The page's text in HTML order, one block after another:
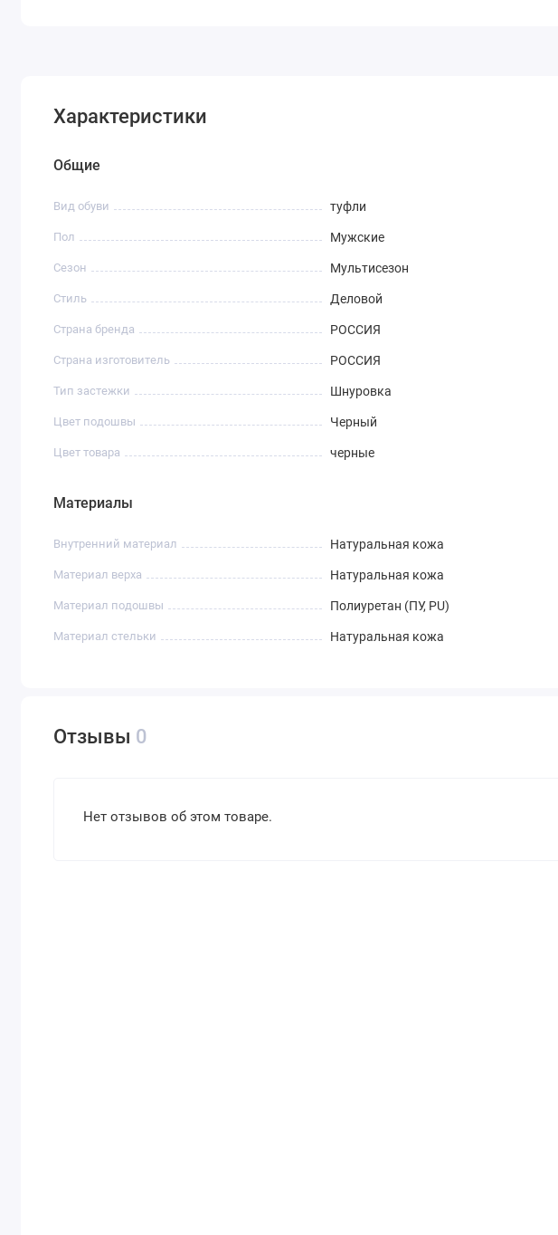
Характеристики
Общие
Вид обуви туфли
Пол Мужские
Сезон Мультисезон
Стиль Деловой
Страна бренда РОССИЯ
Страна изготовитель РОССИЯ
Тип застежки Шнуровка
Цвет подошвы Черный
Цвет товара черные
Материалы
Внутренний материал Натуральная кожа
Материал верха Натуральная кожа
Материал подошвы Полиуретан (ПУ, PU)
Материал стельки Натуральная кожа
Отзывы 0
Нет отзывов об этом товаре.